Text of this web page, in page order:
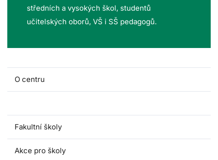
středních a vysokých škol, studentů
učitelských oborů, VŠ i SŠ pedagogů.
O centru
Fakultní školy
Akce pro školy